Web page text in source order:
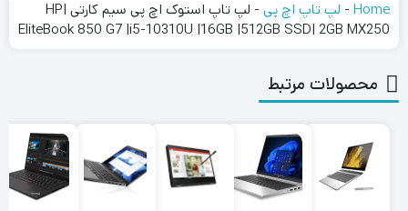
Home
- لپ تاپ اچ پی -
لپ تاپ استوک اچ پی سیم کارتی |HP
EliteBook 850 G7 |i5-10310U |16GB |512GB SSD| 2GB MX250
محصولات مرتبط